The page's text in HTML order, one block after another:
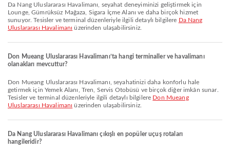
Da Nang Uluslararası Havalimanı, seyahat deneyiminizi geliştirmek için
Lounge, Gümrüksüz Mağaza, Sigara İçme Alanı ve daha birçok hizmet
sunuyor. Tesisler ve terminal düzenleriyle ilgili detaylı bilgilere Da Nang
Uluslararası Havalimanı üzerinden ulaşabilirsiniz.
Don Mueang Uluslararası Havalimanı’ta hangi terminaller ve havalimanı
olanakları mevcuttur?
Don Mueang Uluslararası Havalimanı, seyahatinizi daha konforlu hale
getirmek için Yemek Alanı, Tren, Servis Otobüsü ve birçok diğer imkân sunar.
Tesisler ve terminal düzenleriyle ilgili detaylı bilgilere Don Mueang
Uluslararası Havalimanı üzerinden ulaşabilirsiniz.
Da Nang Uluslararası Havalimanı çıkışlı en popüler uçuş rotaları
hangileridir?